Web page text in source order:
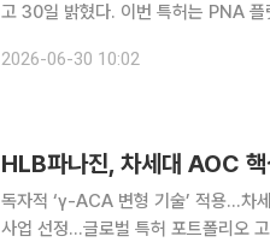
고 30일 밝혔다. 이번 특허는 PNA
를 저해하고, 종양억제 유전자
2026-06-30 10:02
HLB파나진, 차세대 AOC
독자적 ‘γ-ACA 변형 기술’ 적용…차
사업 선정…글로벌 특허 포트폴리오 고도화 HLB파나진이 차세대 치료제 모달리티